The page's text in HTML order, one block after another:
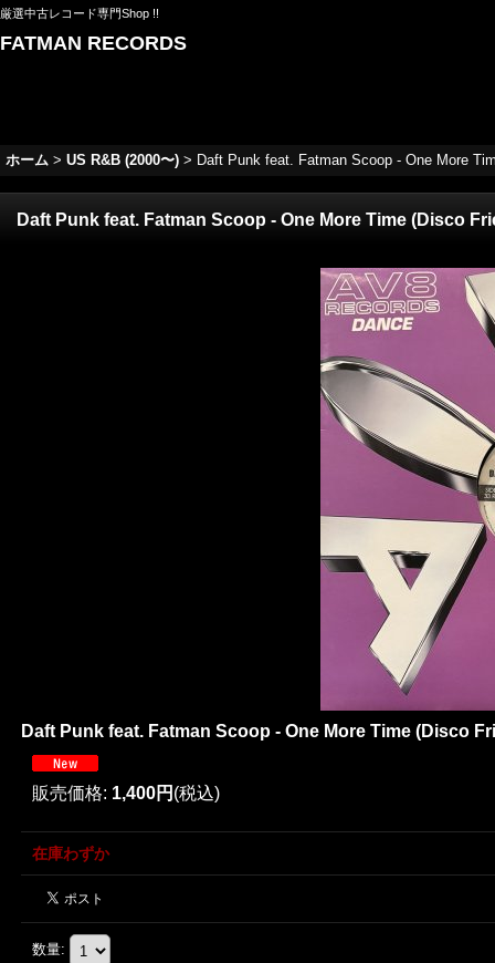
厳選中古レコード専門Shop !!
FATMAN RECORDS
ホーム > US R&B (2000〜) > Daft Punk feat. Fatman Scoop - One More
Daft Punk feat. Fatman Scoop - One More Time (Disco
Daft Punk feat. Fatman Scoop - One More Time (Disco
販売価格: 1,400円 (税込)
在庫わずか
数量: